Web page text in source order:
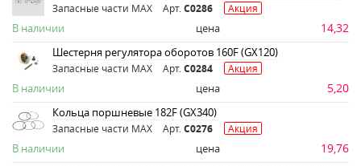
Запасные части MAX Арт. C0286 Акция
В наличии цена 14,32
Шестерня регулятора оборотов 160F (GX120)
Запасные части MAX Арт. C0284 Акция
В наличии цена 5,20
Кольца поршневые 182F (GX340)
Запасные части MAX Арт. C0276 Акция
В наличии цена 19,76